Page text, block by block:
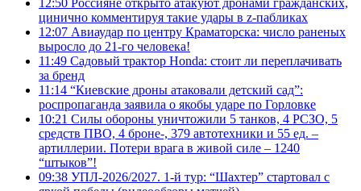
цинично комментируя такие удары в z-пабликах
12:07 Авиаудар по центру Краматорска: число раненых
выросло до 21-го человека!
11:49 Садовый трактор Honda: стоит ли переплачивать
за бренд
11:14 “Киевские дроны атаковали детский сад”:
роспропаганда заявила о якобы ударе по Горловке
10:21 Силы обороны уничтожили 5 танков, 4 РСЗО, 5
средств ПВО, 4 броне-, 379 автотехники и 55 ед. –
артиллерии. Потери врага в живой силе – 1240
“штыков”!
09:38 УПЛ-2026/2027. 1-й тур: “Шахтер” стартовал с